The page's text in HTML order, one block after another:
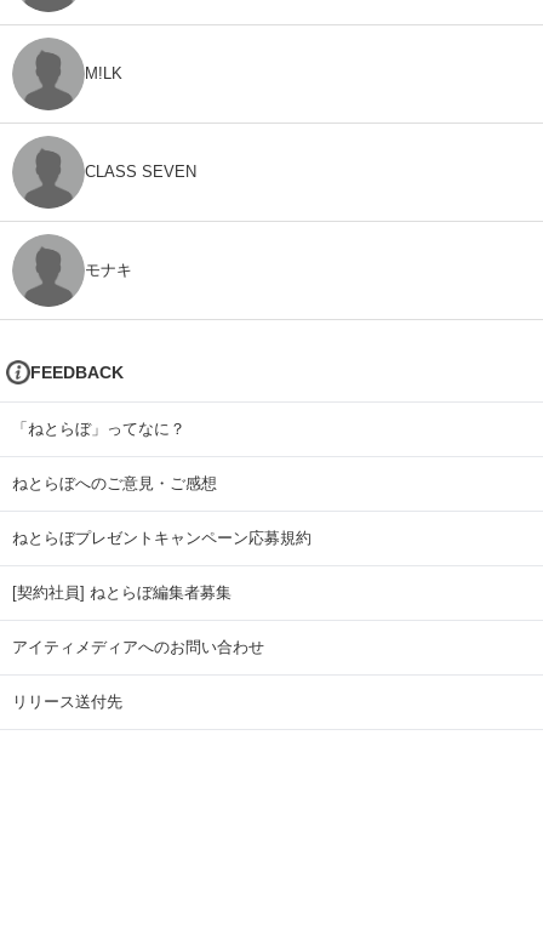
M!LK
CLASS SEVEN
モナキ
FEEDBACK
「ねとらぼ」ってなに？
ねとらぼへのご意見・ご感想
ねとらぼプレゼントキャンペーン応募規約
[契約社員] ねとらぼ編集者募集
アイティメディアへのお問い合わせ
リリース送付先